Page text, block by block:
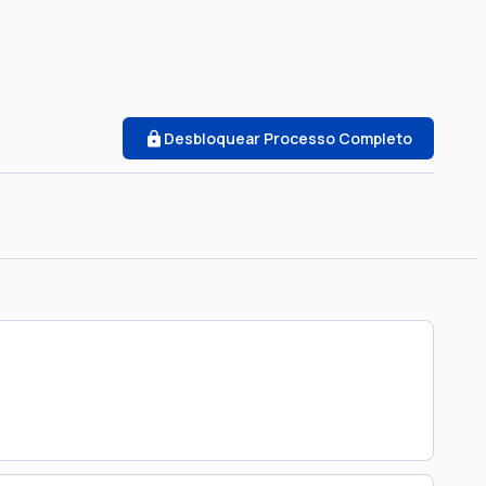
Desbloquear Processo Completo